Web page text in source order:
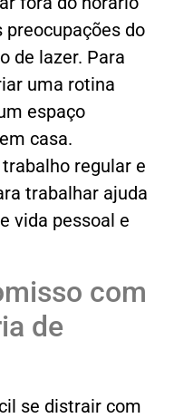
preocupações do
de lazer. Para
uma rotina
espaço
casa.
regular e
trabalhar ajuda
vida pessoal e
com
de
se distrair com